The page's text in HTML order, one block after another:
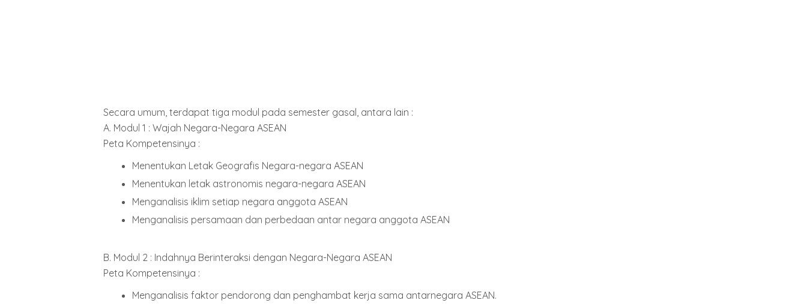
Secara umum, terdapat tiga modul pada semester gasal, antara lain :
A. Modul 1 : Wajah Negara-Negara ASEAN
Peta Kompetensinya :
Menentukan Letak Geografis Negara-negara ASEAN
Menentukan letak astronomis negara-negara ASEAN
Menganalisis iklim setiap negara anggota ASEAN
Menganalisis persamaan dan perbedaan antar negara anggota ASEAN
B. Modul 2 : Indahnya Berinteraksi dengan Negara-Negara ASEAN
Peta Kompetensinya :
Menganalisis faktor pendorong dan penghambat kerja sama antarnegara ASEAN.